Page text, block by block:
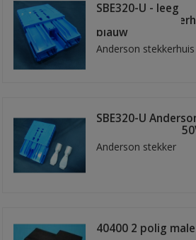
SBE320-U - leeg
Anderson
blauw
Anderson stekkerhuis
SBE320-U
stekker 320A -
Anderson stekker
40400 2 polig male